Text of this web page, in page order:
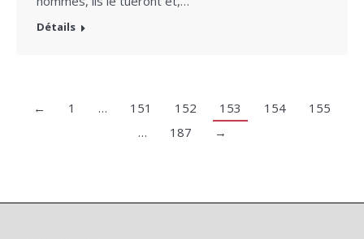
Détails
← 1 … 151 152 153 154
155
…
187 →